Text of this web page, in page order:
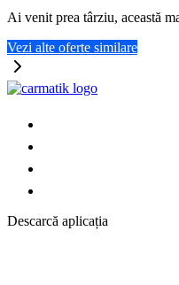
Ai venit prea târziu, această
Vezi alte oferte similare
Descarcă aplicația